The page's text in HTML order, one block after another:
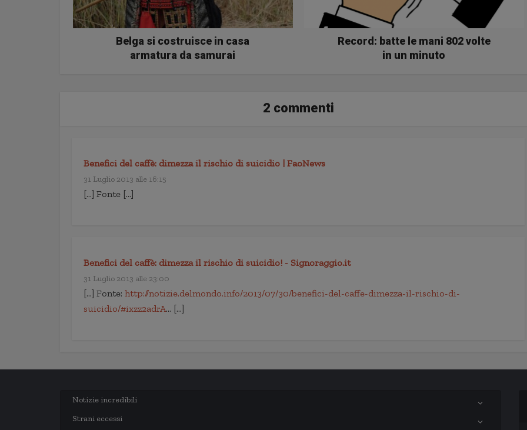
Belga si costruisce in casa
armatura da samurai
Record: batte le mani 802 volte
in un minuto
2 commenti
Benefici del caffè: dimezza il rischio di suicidio | FaoNews
31 Luglio 2013 alle 16:15
[…] Fonte […]
Benefici del caffè: dimezza il rischio di suicidio! - Signoraggio.it
31 Luglio 2013 alle 23:00
[…] Fonte: http://notizie.delmondo.info/2013/07/30/benefici-del-caffe-dimezza-il-rischio-di-
suicidio/#ixzz2adrA… […]
Notizie incredibili
Strani eccessi